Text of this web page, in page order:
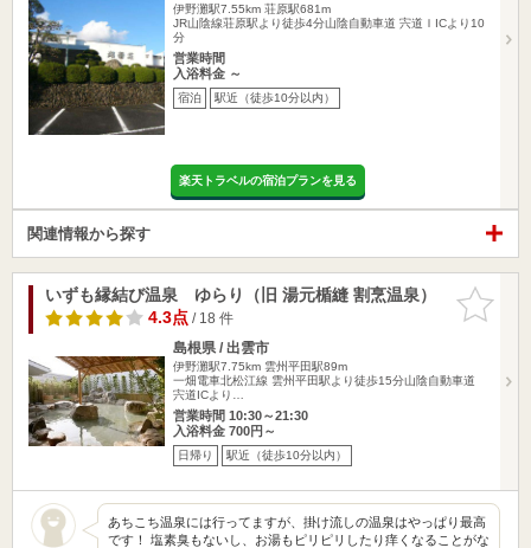
伊野灘駅7.55km 荘原駅681m
JR山陰線荘原駅より徒歩4分山陰自動車道 宍道ＩICより10
分
営業時間
入浴料金 ～
宿泊 駅近（徒歩10分以内）
楽天トラベルの宿泊プランを見る
関連情報から探す
お気に入
りに追加
いずも縁結び温泉 ゆらり（旧 湯元楯縫 割烹温泉）
4.3点/ 18 件
島根県 / 出雲市
伊野灘駅7.75km 雲州平田駅89m
一畑電車北松江線 雲州平田駅より徒歩15分山陰自動車道
宍道ICより…
営業時間 10:30～21:30
入浴料金 700円～
日帰り 駅近（徒歩10分以内）
あちこち温泉には行ってますが、掛け流しの温泉はやっぱり最高
です！ 塩素臭もないし、お湯もピリピリしたり痒くなることがな